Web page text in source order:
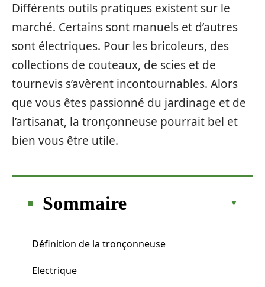
Différents outils pratiques existent sur le
marché. Certains sont manuels et d’autres
sont électriques. Pour les bricoleurs, des
collections de couteaux, de scies et de
tournevis s’avèrent incontournables. Alors
que vous êtes passionné du jardinage et de
l’artisanat, la tronçonneuse pourrait bel et
bien vous être utile.
Sommaire
Définition de la tronçonneuse
Electrique